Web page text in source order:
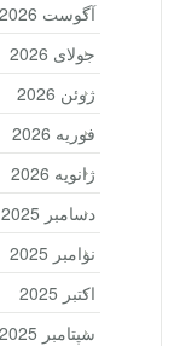
آگوست 2026
جولای 2026
ژوئن 2026
فوریه 2026
ژانویه 2026
دسامبر 2025
نوامبر 2025
اکتبر 2025
سپتامبر 2025